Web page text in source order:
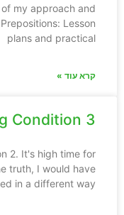
my approach and
Lesson
plans and practical
קרא עוד »
Condition 3
2. It's high time for
truth, I would have
in a different way.